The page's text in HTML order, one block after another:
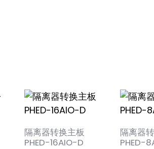
隔离器转换主板
PHED-16AIO-D
隔离器
PHED-